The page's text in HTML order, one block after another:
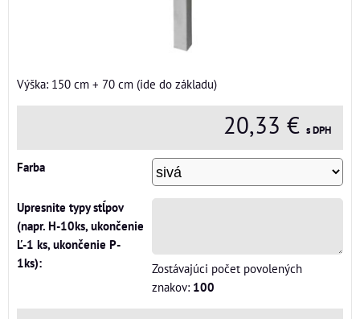
Výška: 150 cm + 70 cm (ide do základu)
20,33 € s DPH
Farba
Upresnite typy stĺpov
(napr. H-10ks, ukončenie
Ľ-1 ks, ukončenie P-
1ks):
Zostávajúci počet povolených
znakov: 100